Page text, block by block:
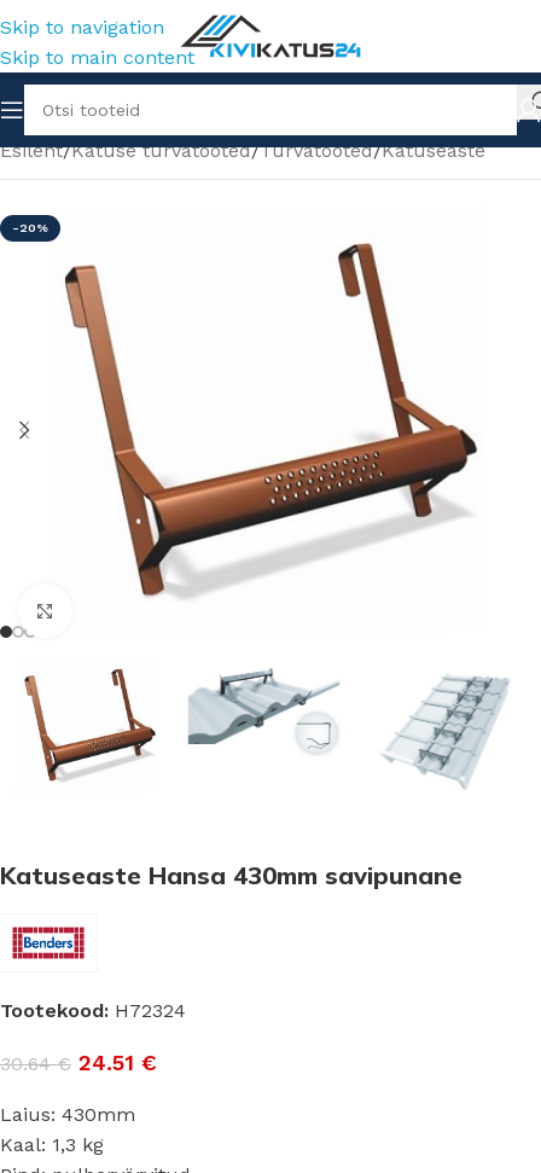
Skip to navigation
Skip to main content
Esileht/Katuse turvatooted/Turvatooted/Katuseaste
-20%
Katuseaste Hansa 430mm savipunane
Tootekood: H72324
30.64€ 24.51 €
Laius: 430mm
Kaal: 1,3 kg